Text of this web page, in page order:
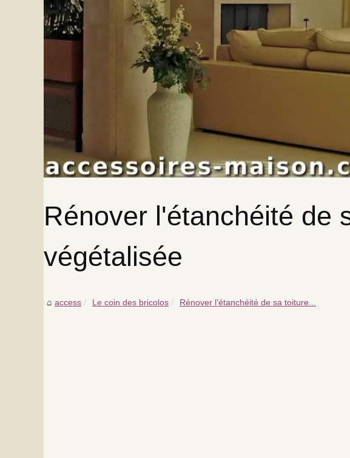
Rénover l'étanchéité de
végétalisée
access Le coin des bricolos Rénover l'étanchéité de sa toiture...